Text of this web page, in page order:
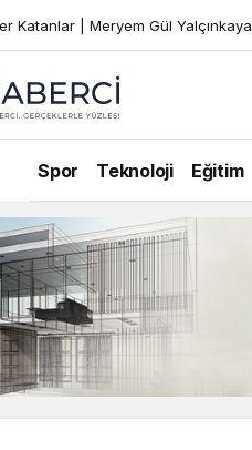
Katanlar | Meryem Gül Yalçınkaya
Spor Teknoloji Eğitim